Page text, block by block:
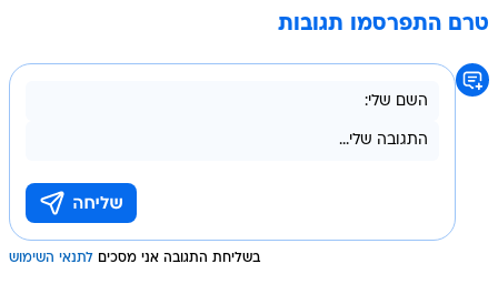
טרם התפרסמו תגובות
בשליחת התגובה אני מסכים לתנאי השימוש